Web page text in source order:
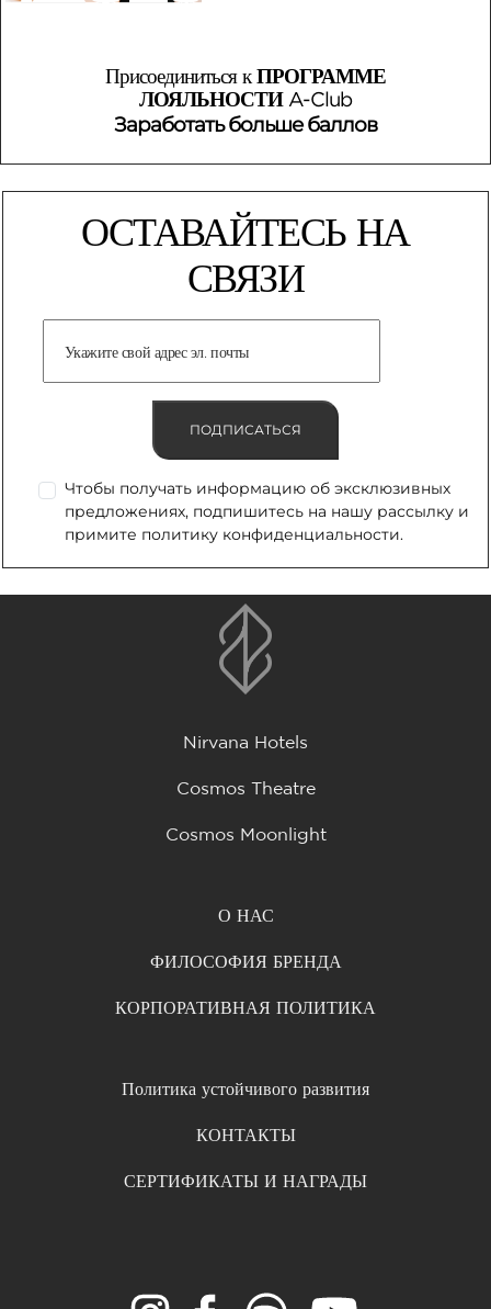
Присоединиться к
ПРОГРАММЕ
ЛОЯЛЬНОСТИ A-Club
Заработать больше баллов
ОСТАВАЙТЕСЬ НА
СВЯЗИ
ПОДПИСАТЬСЯ
Чтобы получать информацию об эксклюзивных
предложениях, подпишитесь на нашу рассылку и
примите политику конфиденциальности.
Nirvana Hotels
Cosmos Theatre
Cosmos Moonlight
О НАС
ФИЛОСОФИЯ БРЕНДА
КОРПОРАТИВНАЯ ПОЛИТИКА
Политика устойчивого развития
КОНТАКТЫ
СЕРТИФИКАТЫ И НАГРАДЫ